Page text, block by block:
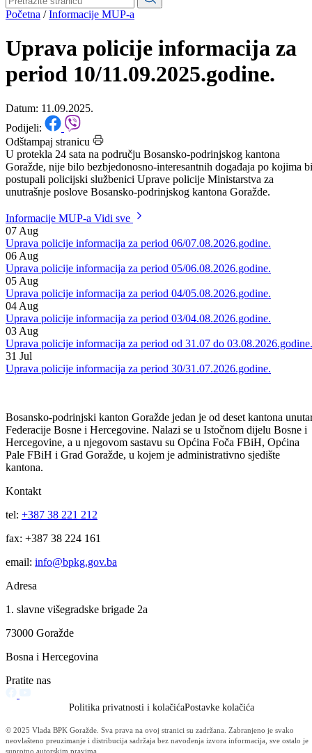
Kontakt
Početna/Informacije MUP-a
Uprava policije informacija za
period 10/11.09.2025.godine.
Datum: 11.09.2025.
Podijeli:
Odštampaj stranicu
U protekla 24 sata na području Bosansko-podrinjskog kantona
postupali policijski službenici Uprave policije Ministarstva za
unutrašnje poslove Bosansko-podrinjskog kantona Goražde.
Informacije MUP-a
07Aug
Uprava policije informacija za period 06/07.08.2026.godine.
06Aug
Uprava policije informacija za period 05/06.08.2026.godine.
05Aug
Uprava policije informacija za period 04/05.08.2026.godine.
04Aug
Uprava policije informacija za period 03/04.08.2026.godine.
03Aug